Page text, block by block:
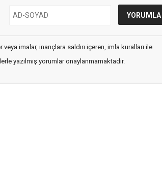
imalar, inançlara saldırı içeren, imla kuralları ile
yazılmış yorumlar onaylanmamaktadır.